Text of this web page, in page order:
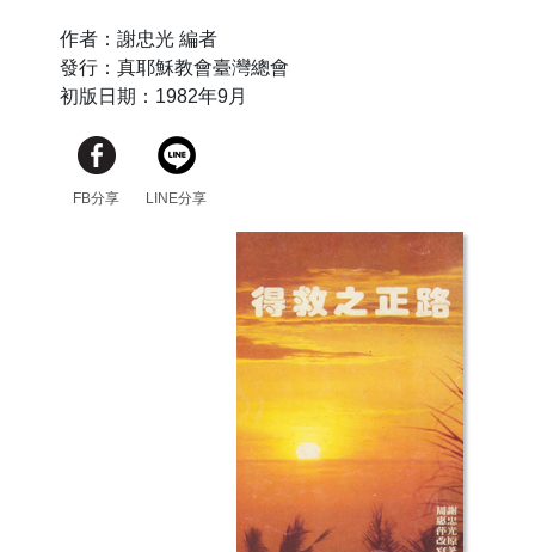
作者：謝忠光 編者
發行：真耶穌教會臺灣總會
初版日期：1982年9月
FB分享 LINE分享